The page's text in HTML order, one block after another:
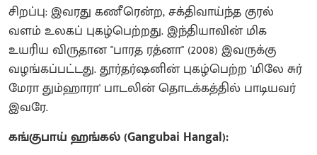
சிறப்பு: இவரது கணீரென்ற, சக்திவாய்ந்த குரல்
வளம் உலகப் புகழ்பெற்றது. இந்தியாவின் மிக
உயரிய விருதான "பாரத ரத்னா" (2008) இவருக்கு
வழங்கப்பட்டது. தூர்தர்ஷனின் புகழ்பெற்ற 'மிலே சுர்
மேரா தும்ஹாரா' பாடலின் தொடக்கத்தில் பாடியவர்
இவரே.
கங்குபாய் ஹங்கல் (Gangubai Hangal):